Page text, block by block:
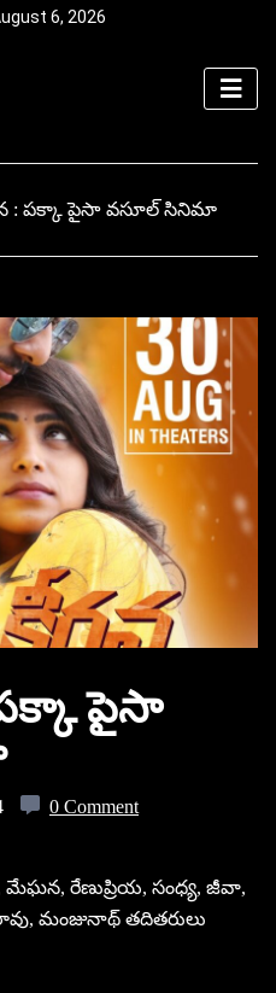
6, 2026
: పక్కా పైసా వసూల్ సినిమా
పక్కా పైసా
0 Comment
మేఘన, రేణుప్రియ, సంధ్య, జీవా,
మంజునాథ్ తదితరులు